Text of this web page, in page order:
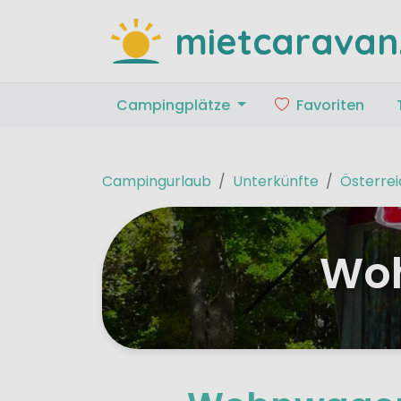
Campingplätze Favoriten
Campingurlaub Unterkünfte